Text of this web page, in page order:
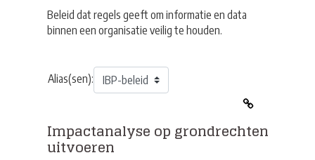
Beleid dat regels geeft om informatie en data
binnen een organisatie veilig te houden.
Alias(sen):
Impactanalyse op grondrechten
uitvoeren